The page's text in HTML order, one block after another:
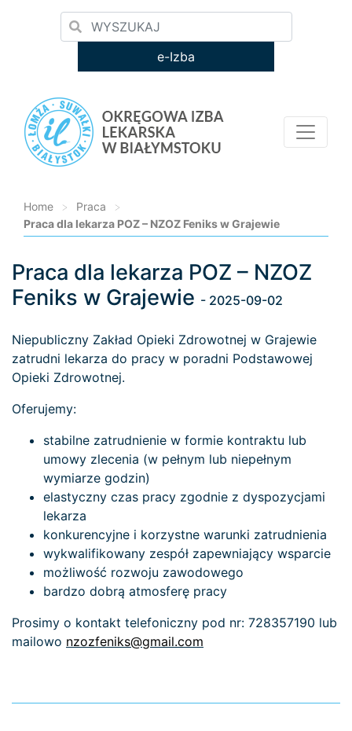
e-Izba
Home > Praca
>
Praca dla lekarza POZ – NZOZ Feniks w Grajewie
Loading...
Praca dla lekarza POZ – NZOZ
Feniks w Grajewie - 2025-09-02
Niepubliczny Zakład Opieki Zdrowotnej w Grajewie
zatrudni lekarza do pracy w poradni Podstawowej
Opieki Zdrowotnej.
Oferujemy:
stabilne zatrudnienie w formie kontraktu lub
umowy zlecenia (w pełnym lub niepełnym
wymiarze godzin)
elastyczny czas pracy zgodnie z dyspozycjami
lekarza
konkurencyjne i korzystne warunki zatrudnienia
wykwalifikowany zespół zapewniający wsparcie
możliwość rozwoju zawodowego
bardzo dobrą atmosferę pracy
Prosimy o kontakt telefoniczny pod nr: 728357190 lub
mailowo nzozfeniks@gmail.com